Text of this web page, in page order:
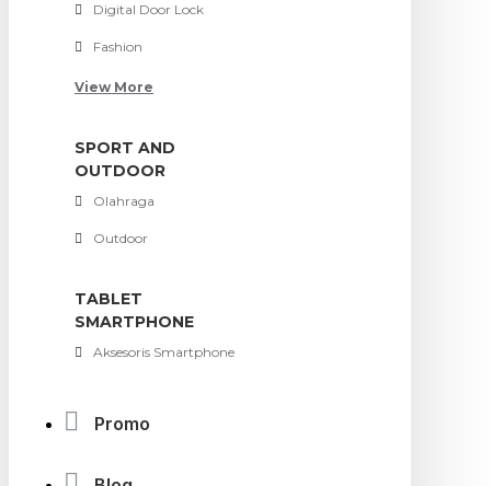
Digital Door Lock
Fashion
View More
SPORT AND
OUTDOOR
Olahraga
Outdoor
TABLET
SMARTPHONE
Aksesoris Smartphone
Promo